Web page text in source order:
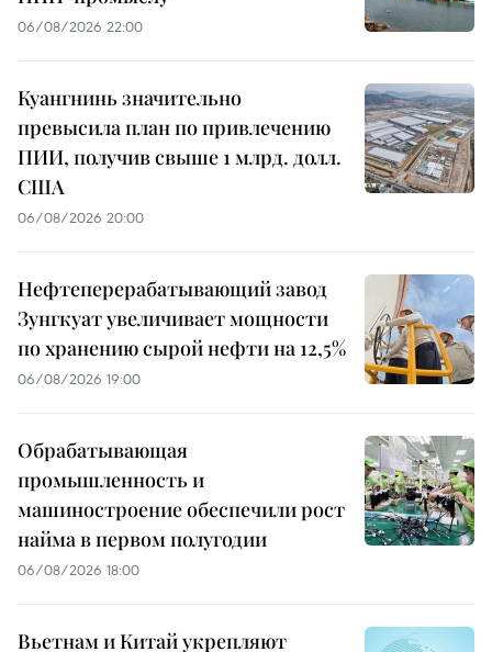
06/08/2026 22:00
Куангнинь значительно
превысила план по привлечению
ПИИ, получив свыше 1 млрд. долл.
США
06/08/2026 20:00
Нефтеперерабатывающий завод
Зунгкуат увеличивает мощности
по хранению сырой нефти на 12,5%
06/08/2026 19:00
Обрабатывающая
промышленность и
машиностроение обеспечили рост
найма в первом полугодии
06/08/2026 18:00
Вьетнам и Китай укрепляют